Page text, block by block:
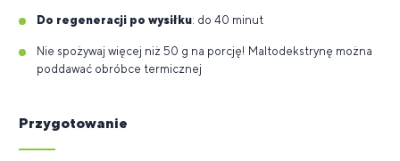
Do regeneracji po wysiłku: do 40 minut
Nie spożywaj więcej niż 50 g na porcję! Maltodekstrynę można
poddawać obróbce termicznej
Przygotowanie